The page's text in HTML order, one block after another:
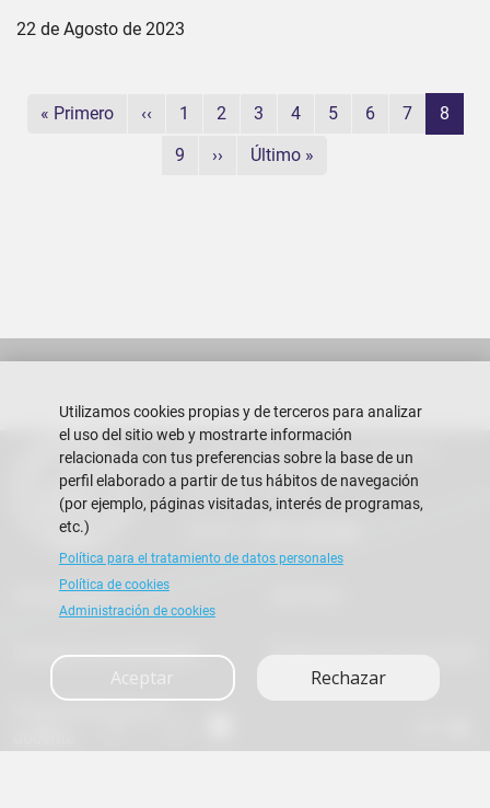
22 de Agosto de 2023
Primera página
« Primero Página anterior
‹‹ Página
1 Página
2 Página
3 Página
4 Página
5 Página
6 Página
7
8
Página
9 Siguiente página
›› Última página
Último »
Utilizamos cookies propias y de terceros para analizar
el uso del sitio web y mostrarte información
relacionada con tus preferencias sobre la base de un
perfil elaborado a partir de tus hábitos de navegación
(por ejemplo, páginas visitadas, interés de programas,
etc.)
Política para el tratamiento de datos personales
Política de cookies
Administración de cookies
Rechazar
Aceptar
Escuela Superior Politécnica del Litoral
Campus Gustavo Galindo
Guayaquil - Ecuador
Contáctanos
Formatos de solicitudes